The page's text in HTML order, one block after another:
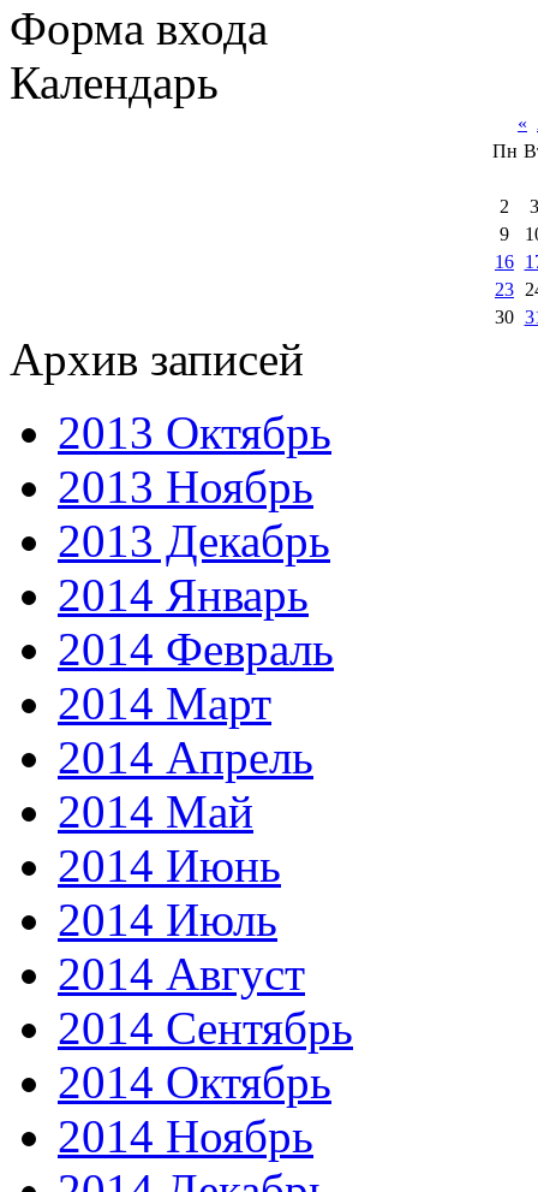
Форма входа
Календарь
«
Пн
2
3
9
16
23
30
Архив записей
2013 Октябрь
2013 Ноябрь
2013 Декабрь
2014 Январь
2014 Февраль
2014 Март
2014 Апрель
2014 Май
2014 Июнь
2014 Июль
2014 Август
2014 Сентябрь
2014 Октябрь
2014 Ноябрь